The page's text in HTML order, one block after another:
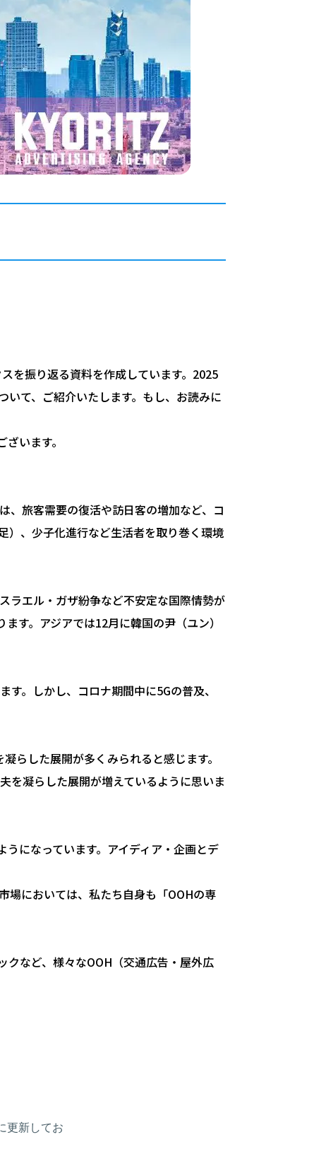
を振り返る資料を作成しています。2025
て、ご紹介いたします。もし、お読みに
います。
、旅客需要の復活や訪日客の増加など、コ
）、少子化進行など生活者を取り巻く環境
ラエル・ガザ紛争など不安定な国際情勢が
す。アジアでは12月に韓国の尹（ユン）
。しかし、コロナ期間中に5Gの普及、
らした展開が多くみられると感じます。
を凝らした展開が増えているように思いま
になっています。アイディア・企画とデ
場においては、私たち自身も「OOHの専
クなど、様々なOOH（交通広告・屋外広